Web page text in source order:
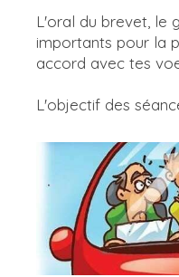
L'oral du brevet, le
importants pour la
accord avec tes
L'objectif des